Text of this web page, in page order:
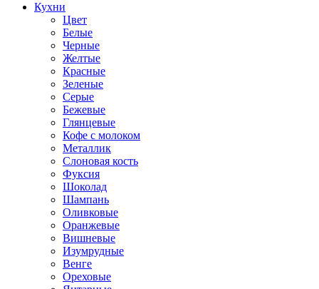
Кухни
Цвет
Белые
Черные
Желтые
Красные
Зеленые
Серые
Бежевые
Глянцевые
Кофе с молоком
Металлик
Слоновая кость
Фуксия
Шоколад
Шампань
Оливковые
Оранжевые
Вишневые
Изумрудные
Венге
Ореховые